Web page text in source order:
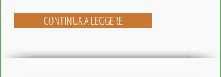
CONTINUA A LEGGERE